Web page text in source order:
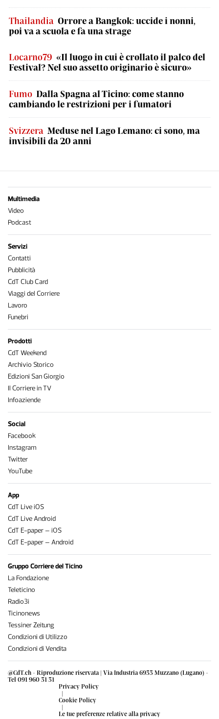
Thailandia Orrore a Bangkok: uccide i nonni,
poi va a scuola e fa una strage
Locarno79 «Il luogo in cui è crollato il palco del
Festival? Nel suo assetto originario è sicuro»
Fumo Dalla Spagna al Ticino: come stanno
cambiando le restrizioni per i fumatori
Svizzera Meduse nel Lago Lemano: ci sono, ma
invisibili da 20 anni
@CdT.ch - Riproduzione riservata | Via Industria 6933 Muzzano (Lugano) -
Tel 091 960 31 31
Privacy Policy
|
Cookie Policy
|
Le tue preferenze relative alla privacy
Multimedia
Video
Podcast
Servizi
Contatti
Pubblicità
CdT Club Card
Viaggi del Corriere
Lavoro
Funebri
Prodotti
CdT Weekend
Archivio Storico
Edizioni San Giorgio
Il Corriere in TV
Infoaziende
Social
Facebook
Instagram
Twitter
YouTube
App
CdT Live iOS
CdT Live Android
CdT E-paper – iOS
CdT E-paper – Android
Gruppo Corriere del Ticino
La Fondazione
Teleticino
Radio3i
Ticinonews
Tessiner Zeitung
Condizioni di Utilizzo
Condizioni di Vendita